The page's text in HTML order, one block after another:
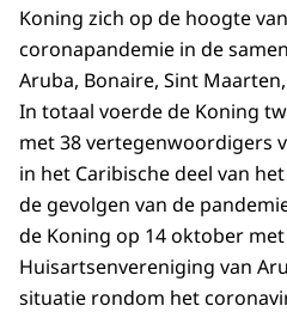
Koning zich op de hoogte
coronapandemie in de
Aruba, Bonaire, Sint
In totaal voerde de Koning
met 38 vertegenwoordigers
in het Caribische deel van
de gevolgen van de
de Koning op 14 oktober
Huisartsenvereniging van
situatie rondom het